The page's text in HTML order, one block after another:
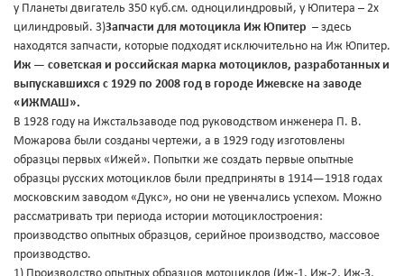
у Планеты двигатель 350 куб.см. одноцилиндровый, у Юпитера – 2х
цилиндровый. 3)Запчасти для мотоцикла Иж Юпитер – здесь
находятся запчасти, которые подходят исключительно на Иж Юпитер.
Иж — советская и российская марка мотоциклов, разработанных и
выпускавшихся с 1929 по 2008 год в городе Ижевске на заводе
«ИЖМАШ».
В 1928 году на Ижстальзаводе под руководством инженера П. В.
Можарова были созданы чертежи, а в 1929 году изготовлены
образцы первых «Ижей». Попытки же создать первые опытные
образцы русских мотоциклов были предприняты в 1914—1918 годах
московским заводом «Дукс», но они не увенчались успехом. Можно
рассматривать три периода истории мотоциклостроения:
производство опытных образцов, серийное производство, массовое
производство.